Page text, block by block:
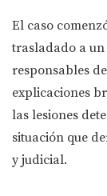
El caso
trasladado a
responsables
explicaciones
las lesiones
situación que
y judicial.